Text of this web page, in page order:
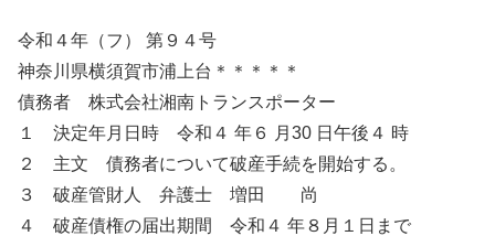
令和４年（フ） 第９４号
神奈川県横須賀市浦上台＊＊＊＊＊
債務者 株式会社湘南トランスポーター
１ 決定年月日時 令和４ 年６ 月30 日午後４ 時
２ 主文 債務者について破産手続を開始する。
３ 破産管財人 弁護士 増田 尚
４ 破産債権の届出期間 令和４ 年８月１日まで